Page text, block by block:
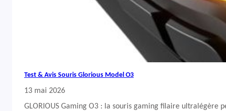
Test & Avis Souris Glorious Model O3
13 mai 2026
GLORIOUS Gaming O3 : la souris gaming filaire ultralégère